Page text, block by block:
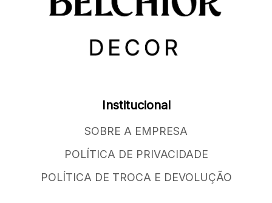
Institucional
SOBRE A EMPRESA
POLÍTICA DE PRIVACIDADE
POLÍTICA DE TROCA E DEVOLUÇÃO